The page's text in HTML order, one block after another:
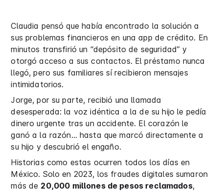
Claudia pensó que había encontrado la solución a
sus problemas financieros en una app de crédito. En
minutos transfirió un “depósito de seguridad” y
otorgó acceso a sus contactos. El préstamo nunca
llegó, pero sus familiares sí recibieron mensajes
intimidatorios.
Jorge, por su parte, recibió una llamada
desesperada: la voz idéntica a la de su hijo le pedía
dinero urgente tras un accidente. El corazón le
ganó a la razón… hasta que marcó directamente a
su hijo y descubrió el engaño.
Historias como estas ocurren todos los días en
México. Solo en 2023, los fraudes digitales sumaron
más de 20,000 millones de pesos reclamados,